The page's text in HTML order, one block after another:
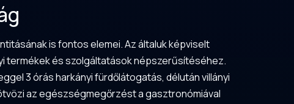
is fontos elemei. Az általuk képviselt
termékek és szolgáltatások népszerűsítéséhez.
3 órás harkányi fürdőlátogatás, délután villányi
az egészségmegőrzést a gasztronómiával